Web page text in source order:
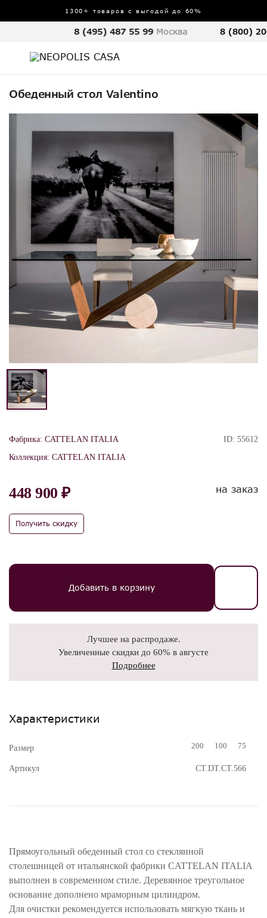
1300+ товаров с выгодой до 60%
8 (495) 487 55 99 Москва 8 (800)
Обеденный стол Valentino
Фабрика: CATTELAN ITALIA
Коллекция: CATTELAN ITALIA
ID: 55612
448 900 ₽
Получить скидку
на заказ
Добавить в корзину
Лучшее на распродаже.
Увеличенные скидки до 60% в августе
Подробнее
Характеристики
Размер 200 100 75
Артикул CT.DT.CT.566
Прямоугольный обеденный стол со стеклянной
столешницей от итальянской фабрики CATTELAN ITALIA
выполнен в современном стиле. Деревянное треугольное
основание дополнено мраморным цилиндром.
Для очистки рекомендуется использовать мягкую ткань и